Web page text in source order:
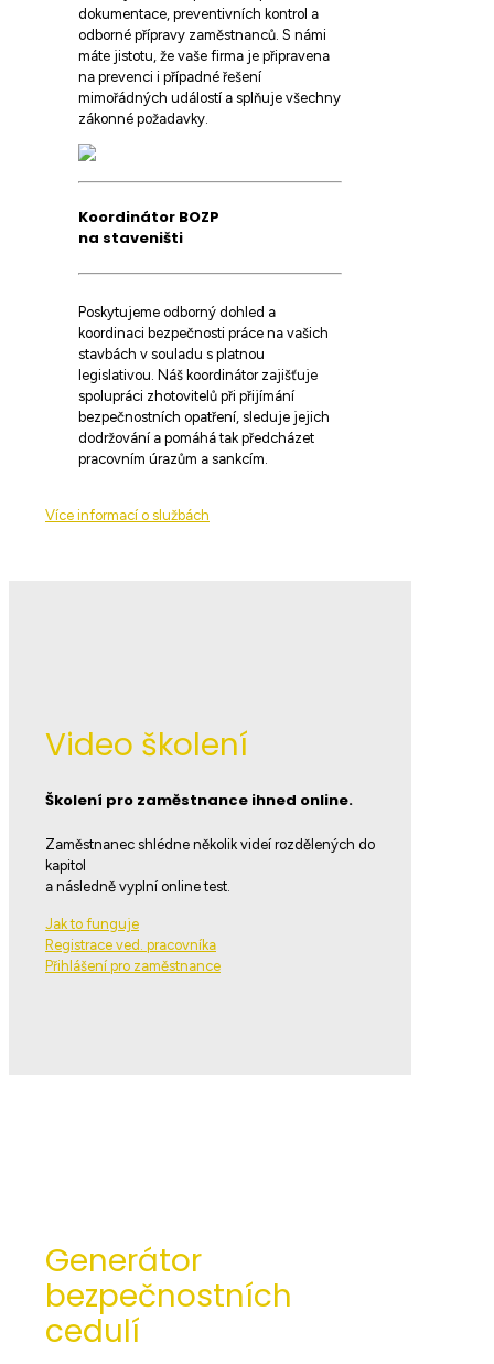
dokumentace, preventivních kontrol a
odborné přípravy zaměstnanců. S námi
máte jistotu, že vaše firma je připravena
na prevenci i případné řešení
mimořádných událostí a splňuje všechny
zákonné požadavky.
Koordinátor BOZP
na staveništi
Poskytujeme odborný dohled a
koordinaci bezpečnosti práce na vašich
stavbách v souladu s platnou
legislativou. Náš koordinátor zajišťuje
spolupráci zhotovitelů při přijímání
bezpečnostních opatření, sleduje jejich
dodržování a pomáhá tak předcházet
pracovním úrazům a sankcím.
Více informací o službách
Video školení
Školení pro zaměstnance ihned online.
Zaměstnanec shlédne několik videí rozdělených do
kapitol
a následně vyplní online test.
Jak to funguje
Registrace ved. pracovníka
Přihlášení pro zaměstnance
Generátor
bezpečnostních
cedulí